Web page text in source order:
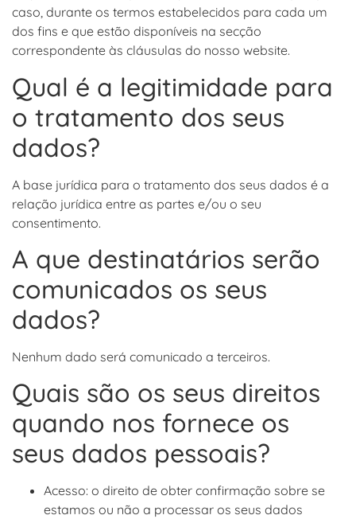
caso, durante os termos estabelecidos para cada um
dos fins e que estão disponíveis na secção
correspondente às cláusulas do nosso website.
Qual é a legitimidade para
o tratamento dos seus
dados?
A base jurídica para o tratamento dos seus dados é a
relação jurídica entre as partes e/ou o seu
consentimento.
A que destinatários serão
comunicados os seus
dados?
Nenhum dado será comunicado a terceiros.
Quais são os seus direitos
quando nos fornece os
seus dados pessoais?
Acesso: o direito de obter confirmação sobre se
estamos ou não a processar os seus dados